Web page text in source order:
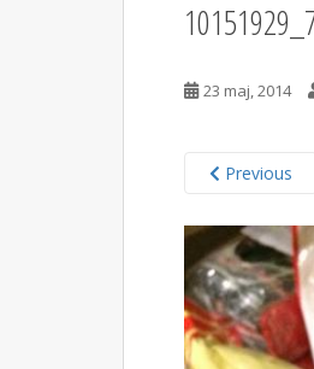
23 maj, 2014
Previous